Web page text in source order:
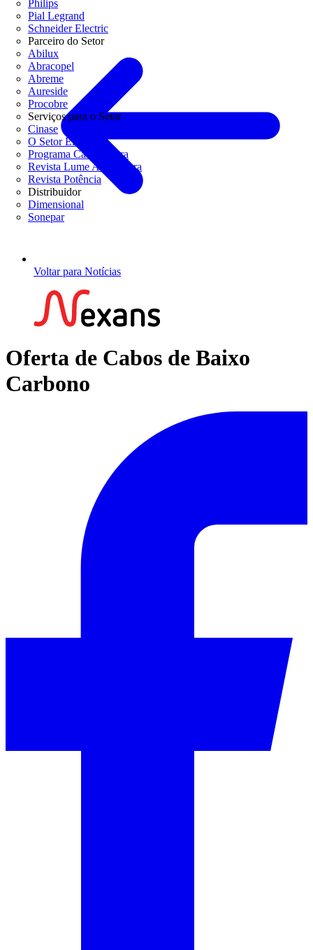
Philips
Pial Legrand
Schneider Electric
Parceiro do Setor
Abilux
Abracopel
Abreme
Aureside
Procobre
Serviços para o Setor
Cinase
O Setor Elétrico
Programa Casa Segura
Revista Lume Arquitetura
Revista Potência
Distribuidor
Dimensional
Sonepar
Voltar para Notícias
Oferta de Cabos de Baixo
Carbono